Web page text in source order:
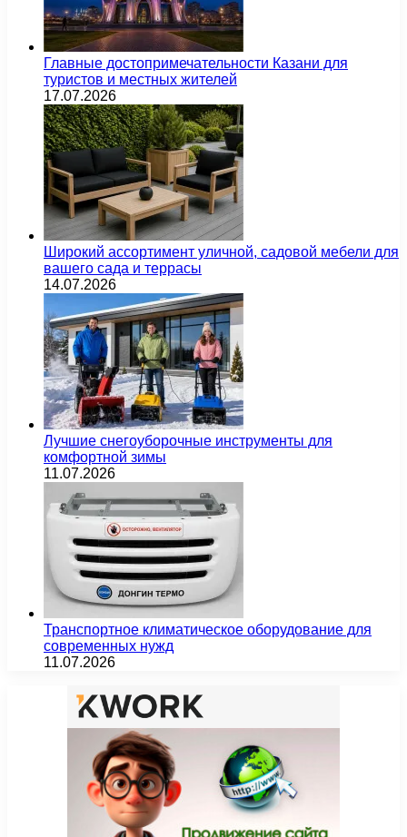
Главные достопримечательности Казани для
туристов и местных жителей
17.07.2026
Широкий ассортимент уличной, садовой мебели для
вашего сада и террасы
14.07.2026
Лучшие снегоуборочные инструменты для
комфортной зимы
11.07.2026
Транспортное климатическое оборудование для
современных нужд
11.07.2026